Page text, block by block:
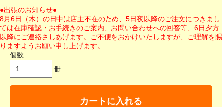
●出張のお知らせ●
8月6日（木）の日中は店主不在のため、5日夜以降のご注文につきまし
ては在庫確認・お手続きのご案内、お問い合わせへの回答等、6日夕方
以降にご連絡さしあげます。ご不便をおかけいたしますが、ご理解を賜
りますようお願い申し上げます。
個数
冊
カートに入れる